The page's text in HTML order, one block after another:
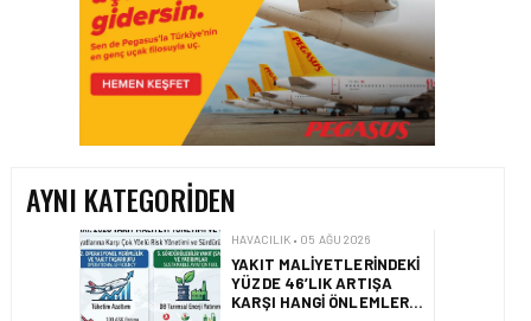
AYNI KATEGORIDEN
HAVACILIK • 05 AĞU 2026
YAKIT MALIYETLERINDEKI
YÜZDE 46’LIK ARTIŞA
KARŞI HANGI ÖNLEMLER
ALINIYOR?
ÇELEBI HAVACILIK
MACARISTAN’DAN
BUDAPEŞTE GÖNÜLLÜ
KURTARMA BIRLIĞI’NE